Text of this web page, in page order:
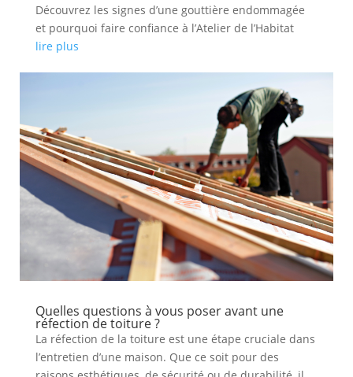
Découvrez les signes d’une gouttière endommagée
et pourquoi faire confiance à l’Atelier de l’Habitat
lire plus
Quelles questions à vous poser avant une
réfection de toiture ?
La réfection de la toiture est une étape cruciale dans
l’entretien d’une maison. Que ce soit pour des